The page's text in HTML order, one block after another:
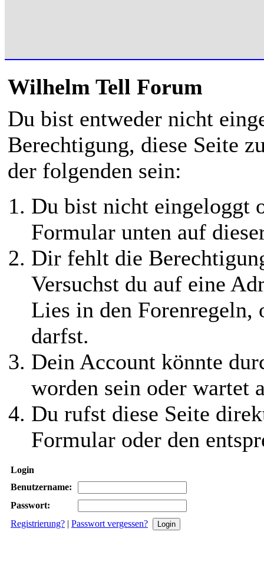
Wilhelm Tell Forum
Du bist entweder nicht
Berechtigung, diese Seite
der folgenden sein:
Du bist nicht eingeloggt
Formular unten auf
Dir fehlt die
Versuchst du auf eine
Lies in den Forenregeln,
darfst.
Dein Account könnte
worden sein oder wartet
Du rufst diese Seite
Formular oder den
Login
Benutzername:
Passwort:
Registrierung? | Passwort vergessen?